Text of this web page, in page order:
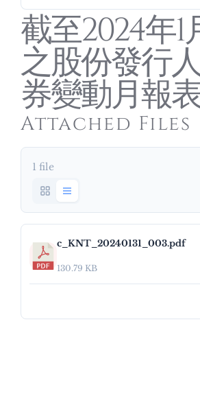
截至2024年1
之股份發行
券變動月報
Attached Files
1 file
c_KNT_20240131_003.pdf
130.79 KB